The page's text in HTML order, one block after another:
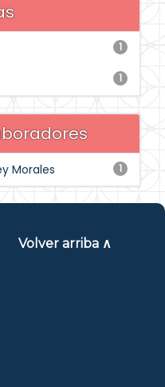
1
1
1
Morales
Volver arriba ∧